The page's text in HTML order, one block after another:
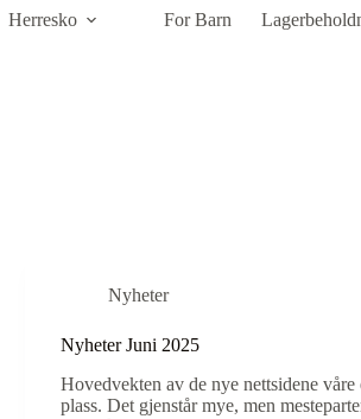
Herresko For Barn
Nyheter
Nyheter Juni 2025
Hovedvekten av de nye nettsidene våre
plass. Det gjenstår mye, men